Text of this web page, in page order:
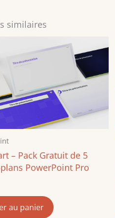
similaires
– Pack Gratuit de 5
PowerPoint Pro
au panier